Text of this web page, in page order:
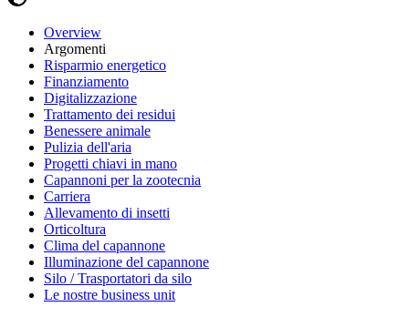
Overview
Argomenti
Risparmio energetico
Finanziamento
Digitalizzazione
Trattamento dei residui
Benessere animale
Pulizia dell'aria
Progetti chiavi in mano
Capannoni per la zootecnia
Carriera
Allevamento di insetti
Orticoltura
Clima del capannone
Illuminazione del capannone
Silo / Trasportatori da silo
Le nostre business unit